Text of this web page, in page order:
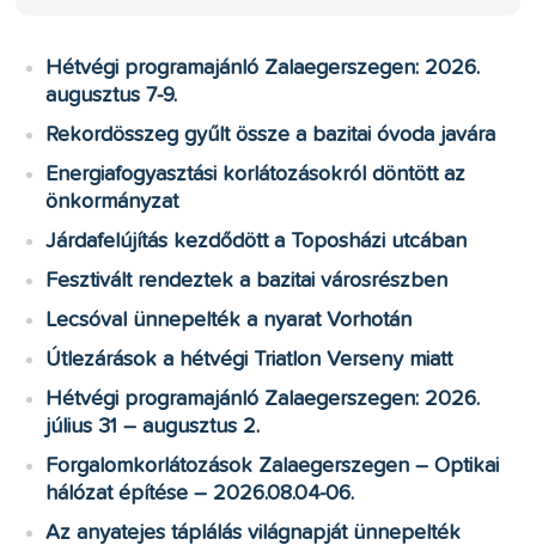
Hétvégi programajánló Zalaegerszegen: 2026.
augusztus 7-9.
Rekordösszeg gyűlt össze a bazitai óvoda javára
Energiafogyasztási korlátozásokról döntött az
önkormányzat
Járdafelújítás kezdődött a Toposházi utcában
Fesztivált rendeztek a bazitai városrészben
Lecsóval ünnepelték a nyarat Vorhotán
Útlezárások a hétvégi Triatlon Verseny miatt
Hétvégi programajánló Zalaegerszegen: 2026.
július 31 – augusztus 2.
Forgalomkorlátozások Zalaegerszegen – Optikai
hálózat építése – 2026.08.04-06.
Az anyatejes táplálás világnapját ünnepelték